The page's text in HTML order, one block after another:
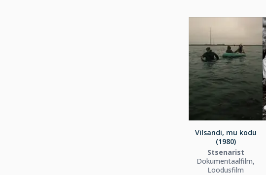
Vilsandi, mu kodu
(1980)
Stsenarist
Dokumentaalfilm,
Loodusfilm